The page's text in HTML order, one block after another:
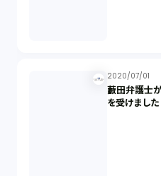
2020/07/01
藪田弁護士
を受けました